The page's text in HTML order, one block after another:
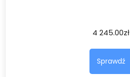
4 245.00zł
Sprawdź